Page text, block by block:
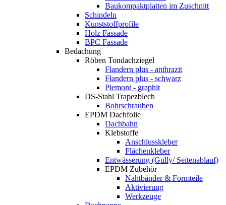
Baukompaktplatten im Zuschnitt
Schindeln
Kunststoffprofile
Holz Fassade
BPC Fassade
Bedachung
Röben Tondachziegel
Flandern plus - anthrazit
Flandern plus - schwarz
Piemont - graphit
DS-Stahl Trapezblech
Bohrschrauben
EPDM Dachfolie
Dachbahn
Klebstoffe
Anschlusskleber
Flächenkleber
Entwässerung (Gully/ Seitenablauf)
EPDM Zubehör
Nahtbänder & Formteile
Aktivierung
Werkzeuge